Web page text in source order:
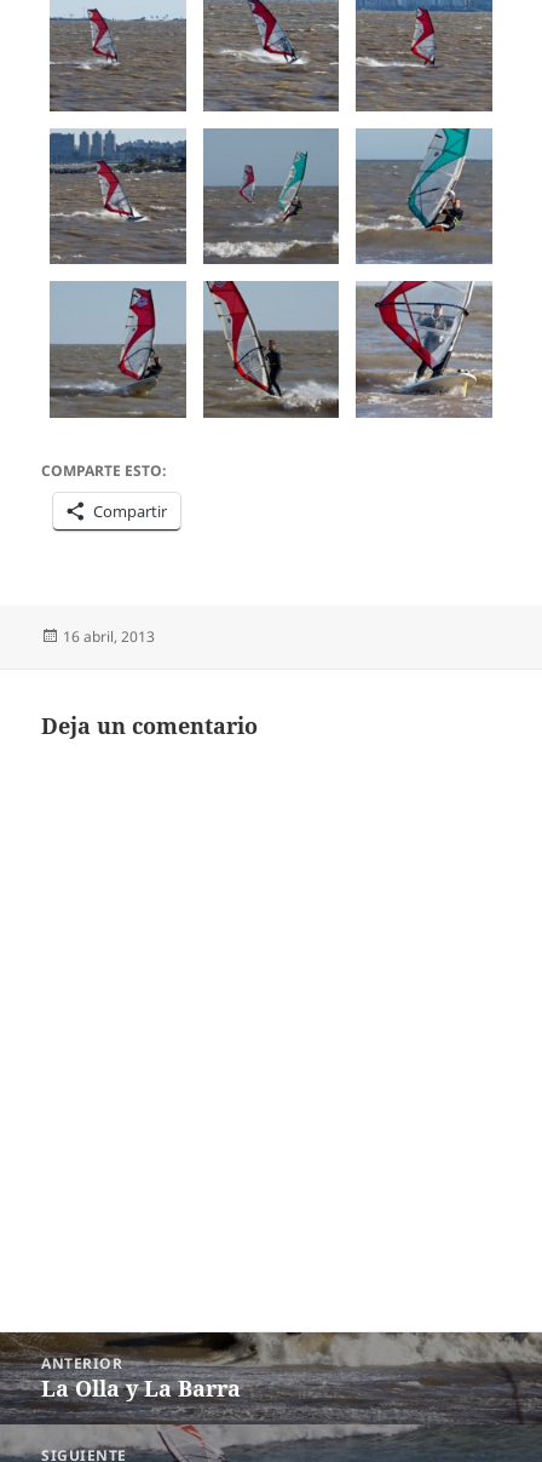
COMPARTE ESTO:
Compartir
Publicado
16 abril, 2013
Deja un comentario
Navegación
de
entradas
ANTERIOR
Entrada
anterior:
La Olla y La Barra
SIGUIENTE